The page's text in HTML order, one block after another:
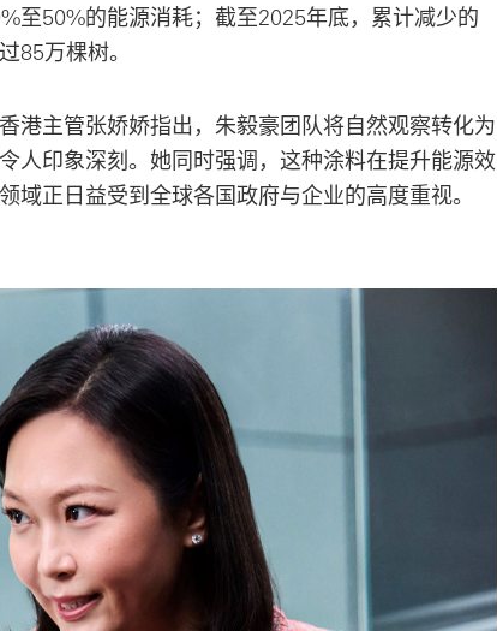
至50%的能源消耗；截至2025年底，累计减少的
85万棵树。
港主管张娇娇指出，朱毅豪团队将自然观察转化为
人印象深刻。她同时强调，这种涂料在提升能源效
域正日益受到全球各国政府与企业的高度重视。